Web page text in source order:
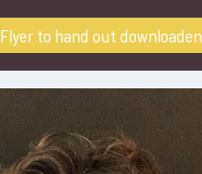
Flyer to hand out downloaden